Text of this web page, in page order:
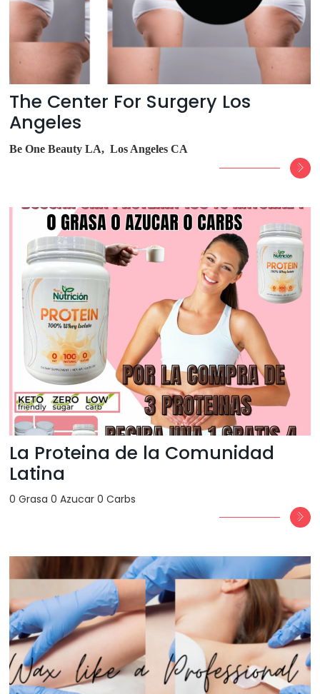
The Center For Surgery Los
Angeles
Be One Beauty LA, Los Angeles CA
La Proteina de la Comunidad
Latina
0 Grasa 0 Azucar 0 Carbs